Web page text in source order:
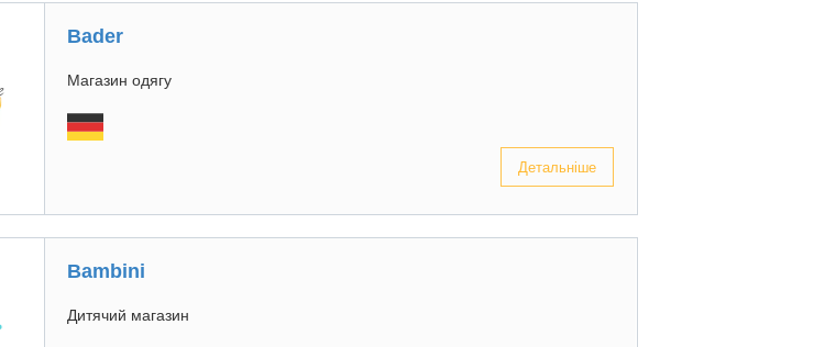
Bader
Магазин одягу
Детальніше
Bambini
Дитячий магазин